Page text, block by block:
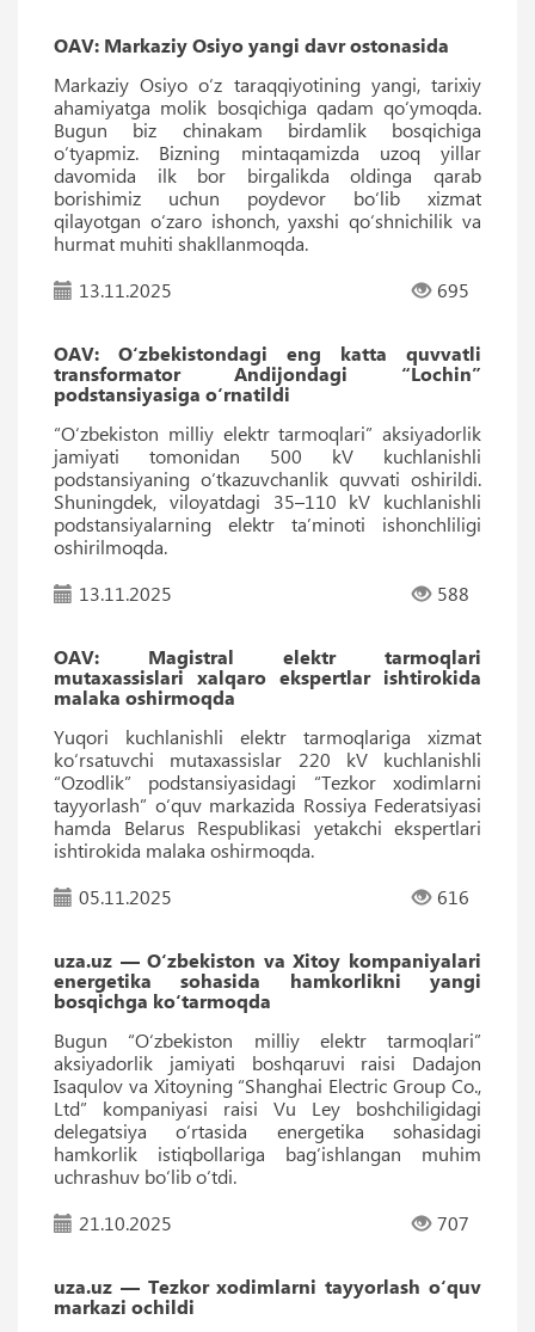
OAV: Markaziy Osiyo yangi davr ostonasida
Markaziy Osiyo oʻz taraqqiyotining yangi, tarixiy
ahamiyatga molik bosqichiga qadam qoʻymoqda.
Bugun biz chinakam birdamlik bosqichiga
oʻtyapmiz. Bizning mintaqamizda uzoq yillar
davomida ilk bor birgalikda oldinga qarab
borishimiz uchun poydevor boʻlib xizmat
qilayotgan oʻzaro ishonch, yaxshi qoʻshnichilik va
hurmat muhiti shakllanmoqda.
13.11.2025
695
ОАV: O‘zbekistondagi eng katta quvvatli
transformator Andijondagi “Lochin”
podstansiyasiga o‘rnatildi
“O‘zbekiston milliy elektr tarmoqlari” aksiyadorlik
jamiyati tomonidan 500 kV kuchlanishli
podstansiyaning o‘tkazuvchanlik quvvati oshirildi.
Shuningdek, viloyatdagi 35–110 kV kuchlanishli
podstansiyalarning elektr ta’minoti ishonchliligi
oshirilmoqda.
13.11.2025
588
OAV: Magistral elektr tarmoqlari
mutaxassislari xalqaro ekspertlar ishtirokida
malaka oshirmoqda
Yuqori kuchlanishli elektr tarmoqlariga xizmat
ko‘rsatuvchi mutaxassislar 220 kV kuchlanishli
“Ozodlik” podstansiyasidagi “Tezkor xodimlarni
tayyorlash” o‘quv markazida Rossiya Federatsiyasi
hamda Belarus Respublikasi yetakchi ekspertlari
ishtirokida malaka oshirmoqda.
05.11.2025
616
uza.uz — O‘zbekiston va Xitoy kompaniyalari
energetika sohasida hamkorlikni yangi
bosqichga ko‘tarmoqda
Bugun “O‘zbekiston milliy elektr tarmoqlari”
aksiyadorlik jamiyati boshqaruvi raisi Dadajon
Isaqulov va Xitoyning “Shanghai Electric Group Co.,
Ltd” kompaniyasi raisi Vu Ley boshchiligidagi
delegatsiya o‘rtasida energetika sohasidagi
hamkorlik istiqbollariga bag‘ishlangan muhim
uchrashuv bo‘lib o‘tdi.
21.10.2025
707
uza.uz — Tezkor xodimlarni tayyorlash o‘quv
markazi ochildi